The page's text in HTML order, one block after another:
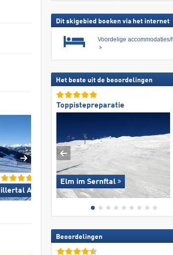
Arena » Dolomites Val
Dit skigebied boeken via het internet
Voordelige accommodaties/
Het beste uit de beoordelingen
Toppistepreparatie
Elm im Sernftal
Beoordelingen